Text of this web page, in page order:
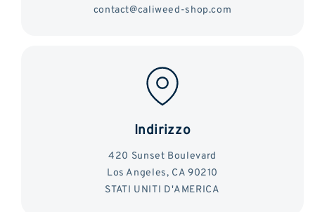
contact@caliweed-shop.com
Indirizzo
420 Sunset Boulevard
Los Angeles, CA 90210
STATI UNITI D'AMERICA